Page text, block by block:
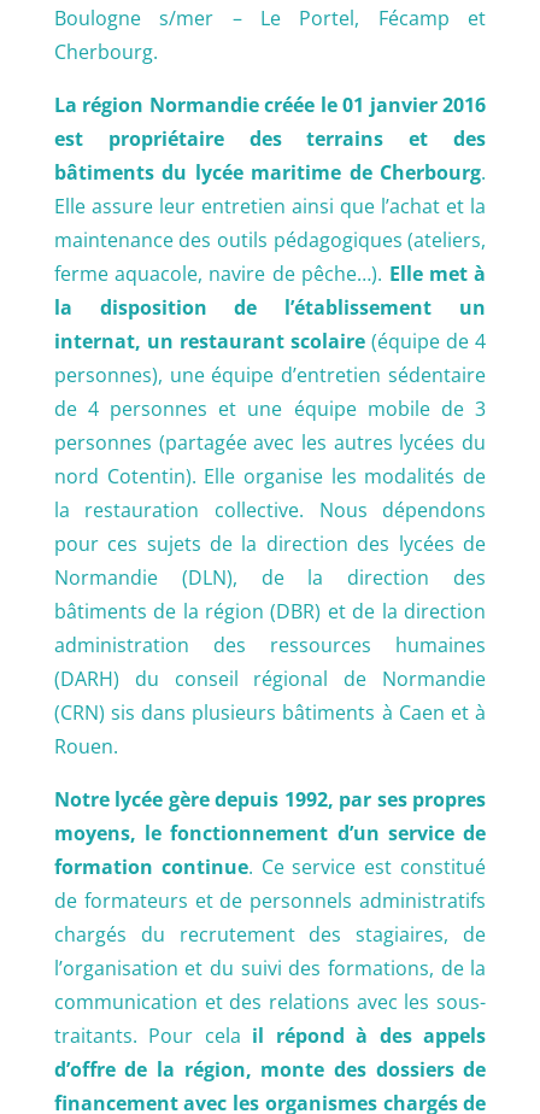
Boulogne s/mer – Le Portel, Fécamp et
Cherbourg.
La région Normandie créée le 01 janvier 2016
est propriétaire des terrains et des
bâtiments du lycée maritime de Cherbourg.
Elle assure leur entretien ainsi que l’achat et la
maintenance des outils pédagogiques (ateliers,
ferme aquacole, navire de pêche…). Elle met à
la disposition de l’établissement un
internat, un restaurant scolaire (équipe de 4
personnes), une équipe d’entretien sédentaire
de 4 personnes et une équipe mobile de 3
personnes (partagée avec les autres lycées du
nord Cotentin). Elle organise les modalités de
la restauration collective. Nous dépendons
pour ces sujets de la direction des lycées de
Normandie (DLN), de la direction des
bâtiments de la région (DBR) et de la direction
administration des ressources humaines
(DARH) du conseil régional de Normandie
(CRN) sis dans plusieurs bâtiments à Caen et à
Rouen.
Notre lycée gère depuis 1992, par ses propres
moyens, le fonctionnement d’un service de
formation continue. Ce service est constitué
de formateurs et de personnels administratifs
chargés du recrutement des stagiaires, de
l’organisation et du suivi des formations, de la
communication et des relations avec les sous-
traitants. Pour cela il répond à des appels
d’offre de la région, monte des dossiers de
financement avec les organismes chargés de